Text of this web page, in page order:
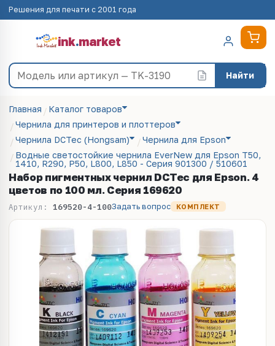
Решения для печати с 2001 года
ink.market
Найти
Главная
Каталог товаров
Чернила для принтеров и плоттеров
Чернила DCTec (Hongsam)
Чернила для Epson
Водные светостойкие чернила EverNew для Epson T50,
1410, R290, P50, L800, L850 - Серия 901300 / 510601
Набор пигментных чернил DCTec для Epson. 4
цветов по 100 мл. Cерия 169620
Артикул: 169520-4-100Задать вопрос КОМПЛЕКТ